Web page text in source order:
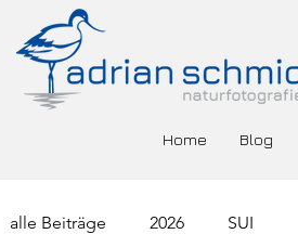
Home Blog
alle Beiträge 2026 SUI